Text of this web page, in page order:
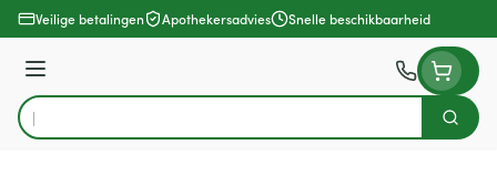
Ga naar de inhoud
Veilige betalingen Apothekersadvies Snelle beschikbaarheid
Menu
Product, merk, categorie...
Zoek